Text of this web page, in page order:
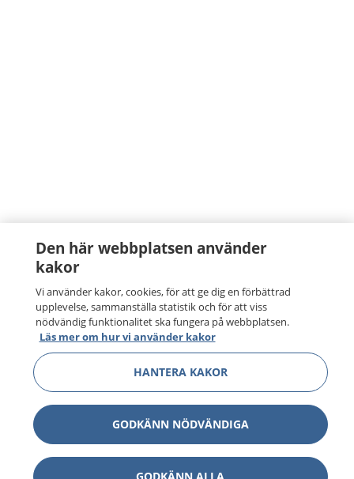
Den här webbplatsen använder
kakor
Vi använder kakor, cookies, för att ge dig en förbättrad
upplevelse, sammanställa statistik och för att viss
nödvändig funktionalitet ska fungera på webbplatsen.
Läs mer om hur vi använder kakor
HANTERA KAKOR
GODKÄNN NÖDVÄNDIGA